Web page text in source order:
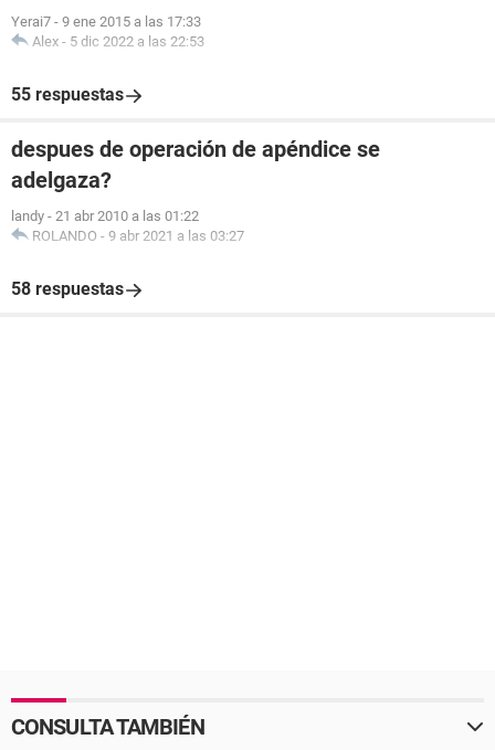
Yerai7 - 9 ene 2015 a las 17:33
Alex - 5 dic 2022 a las 22:53
55 respuestas
despues de operación de apéndice se
adelgaza?
landy - 21 abr 2010 a las 01:22
ROLANDO - 9 abr 2021 a las 03:27
58 respuestas
CONSULTA TAMBIÉN